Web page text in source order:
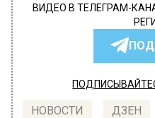
ВИДЕО В ТЕЛЕГРАМ-
НОВОСТИ ДЗЕН